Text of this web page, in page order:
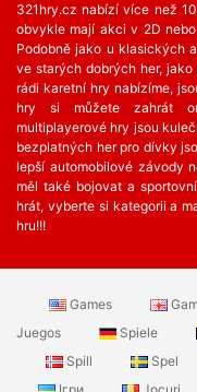
321hry.cz nabízí více než
obvykle mají akci v 2D
Podobně jako u klasických
ve starých dobrých her, jako
rádi karetní hry nabízíme,
hry si můžete zahrát
multiplayerové hry jsou
bezplatných her ​​pro dívky
lepší automobilové závody
měl také bojovat a
hrát, vyberte si kategorii a
hru!!!
Games
Juegos
Spiele
Spill
Spel